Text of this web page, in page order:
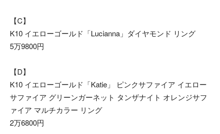
【C】
K10 イエローゴールド「Lucianna」ダイヤモンド リング
5万9800円
【D】
K10 イエローゴールド「Katie」 ピンクサファイア イエロー
サファイア グリーンガーネット タンザナイト オレンジサフ
ァイア マルチカラー リング
2万6800円